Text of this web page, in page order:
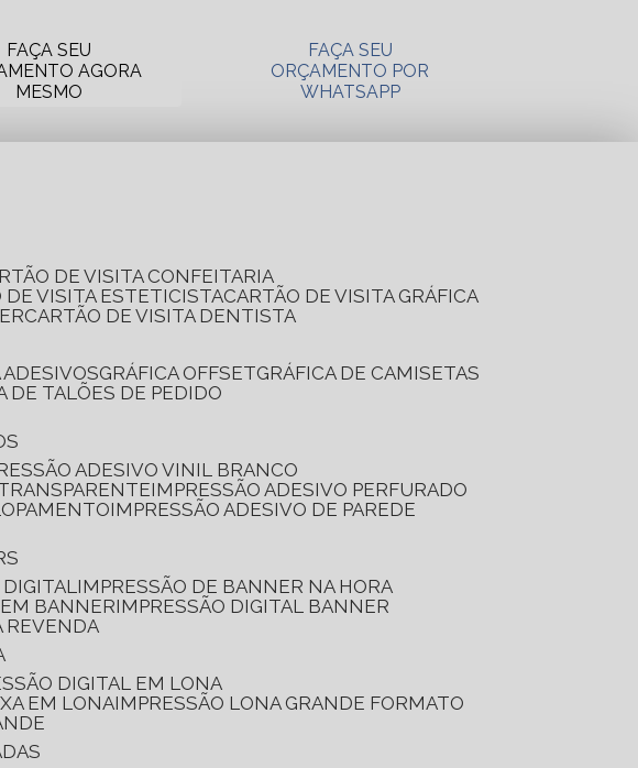
FAÇA SEU
AGORA
MESMO
FAÇA SEU
ORÇAMENTO POR
WHATSAPP
DE VISITA CONFEITARIA
DE VISITA ESTETICISTA CARTÃO DE VISITA GRÁFICA
CARTÃO DE VISITA DENTISTA
ADESIVOS GRÁFICA OFFSET
GRÁFICA DE CAMISETAS
DE TALÕES DE PEDIDO
ADESIVO VINIL BRANCO
IMPRESSÃO ADESIVO PERFURADO
IMPRESSÃO ADESIVO DE PAREDE
DIGITAL IMPRESSÃO DE BANNER NA HORA
BANNER IMPRESSÃO DIGITAL BANNER
REVENDA
DIGITAL EM LONA
EM LONA IMPRESSÃO LONA GRANDE FORMATO